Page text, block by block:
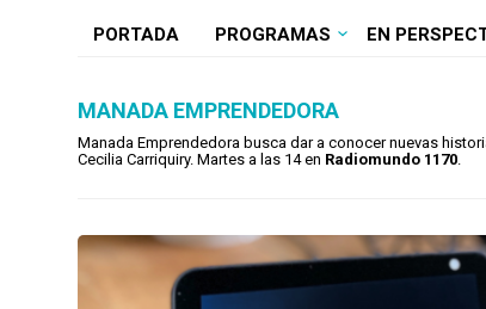
PORTADA PROGRAMAS EN
MANADA EMPRENDEDORA
Manada Emprendedora busca dar a conocer nuevas
Cecilia Carriquiry. Martes a las 14 en Radiomundo 1170.